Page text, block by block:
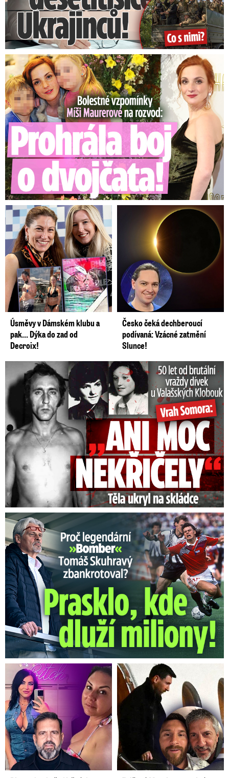
Bolestné vzpomínky Míši Maurerové: Prohrála boj o dvojčata!
Úsměvy v Dámském klubu a
pak… Dýka do zad od
Decroix!
Česko čeká dechberoucí
podívaná: Vzácné zatmění
Slunce!
50 let od běsnění Somory: Těla dívek vrah ukryl na skládce
Proč Skuhravý zbankrotoval? Prasklo, kde dluží miliony!